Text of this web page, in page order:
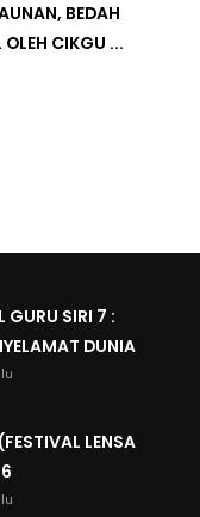
BEDAH
CIKGU ...
GURU SIRI 7 :
DUNIA
LENSA